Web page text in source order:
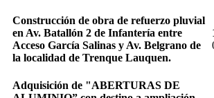
Construcción de obra de refuerzo pluvial
en Av. Batallón 2 de Infantería entre
Acceso García Salinas y Av. Belgrano de
la localidad de Trenque Lauquen.
Adquisición de "ABERTURAS DE